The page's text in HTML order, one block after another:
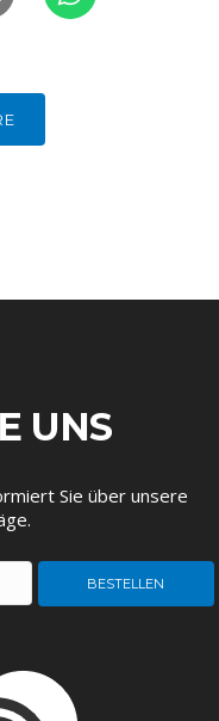
UNS
Sie über unsere